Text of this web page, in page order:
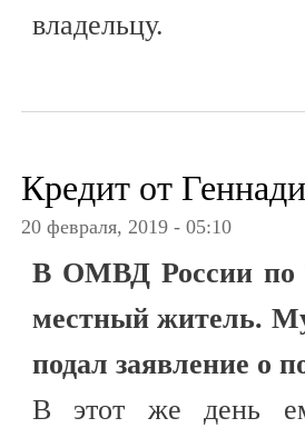
владельцу.
Кредит от
20 февраля, 2019 - 05:10
В ОМВД России по
местный житель.
подал заявление о
В этот же день